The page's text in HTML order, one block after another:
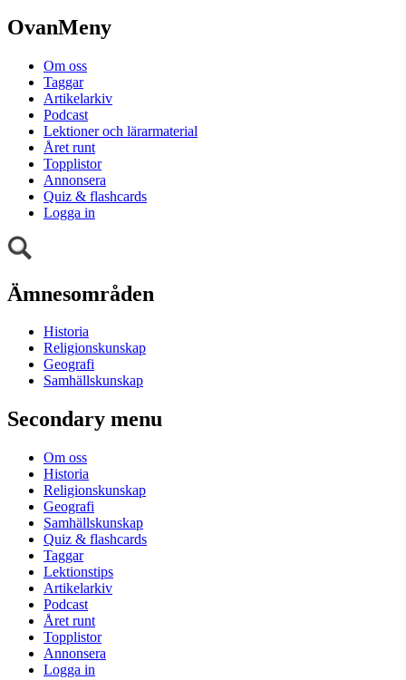
OvanMeny
Om oss
Taggar
Artikelarkiv
Podcast
Lektioner och lärarmaterial
Året runt
Topplistor
Annonsera
Quiz & flashcards
Logga in
Ämnesområden
Historia
Religionskunskap
Geografi
Samhällskunskap
Secondary menu
Om oss
Historia
Religionskunskap
Geografi
Samhällskunskap
Quiz & flashcards
Taggar
Lektionstips
Artikelarkiv
Podcast
Året runt
Topplistor
Annonsera
Logga in